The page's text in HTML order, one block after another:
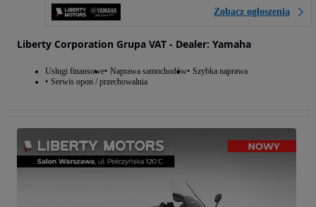
Zobacz ogłoszenia
Liberty Corporation Grupa VAT - Dealer: Yamaha
Usługi finansowe Naprawa samochodów Szybka naprawa
Serwis opon / przechowalnia